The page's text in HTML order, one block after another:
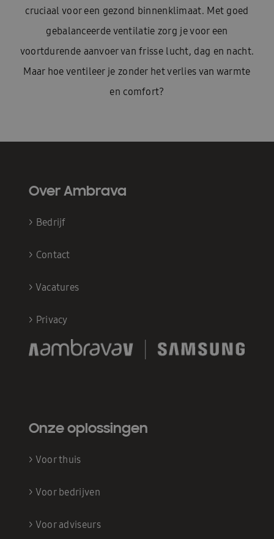
cruciaal voor een gezond binnenklimaat. Met goed
gebalanceerde ventilatie zorg je voor een
voortdurende aanvoer van frisse lucht, dag en nacht.
Maar hoe ventileer je zonder het verlies van warmte
en comfort?
Over Ambrava
> Bedrijf
> Contact
> Vacatures
> Privacy
Onze oplossingen
> Voor thuis
> Voor bedrijven
> Voor adviseurs